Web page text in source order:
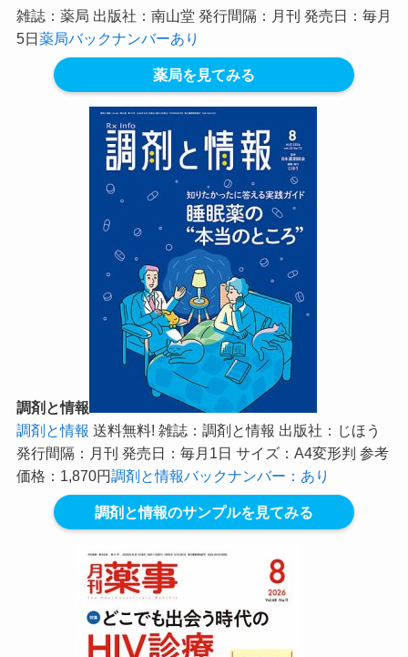
雑誌：薬局 出版社：南山堂 発行間隔：月刊 発売日：毎月
5日薬局バックナンバーあり
薬局を見てみる
調剤と情報
調剤と情報 送料無料! 雑誌：調剤と情報 出版社：じほう
発行間隔：月刊 発売日：毎月1日 サイズ：A4変形判 参考
価格：1,870円調剤と情報バックナンバー：あり
調剤と情報のサンプルを見てみる